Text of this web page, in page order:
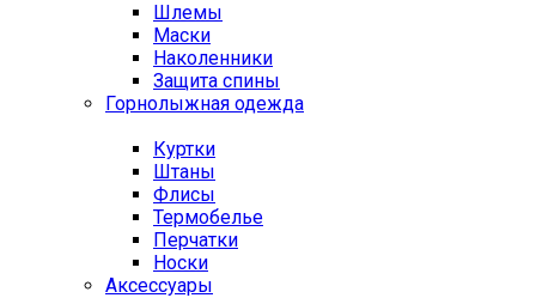
Шлемы
Маски
Наколенники
Защита спины
Горнолыжная одежда
Куртки
Штаны
Флисы
Термобелье
Перчатки
Носки
Аксессуары